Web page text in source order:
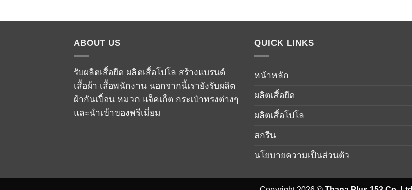
ABOUT US
รับผลิตเสื้อยืด ผลิตเสื้อโปโล สร้างแบรนด์
เสื้อผ้า เสื้อพนักงาน นอกจากนี้เรายังรับผลิต
ผ้ากันเปื้อน หมวก แจ็คเก็ต กระเป๋าทรงต่างๆ
และนำเข้าของพรีเมี่ยม
QUICK LINKS
หน้าหลัก
ผลิตเสื้อยืด
ผลิตเสื้อโปโล
สกรีน
นโยบายความเป็นส่วนตัว